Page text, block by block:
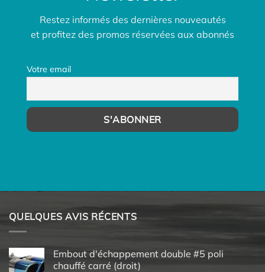
Restez informés des dernières nouveautés
et profitez des promos réservées aux abonnés
Votre email
QUELQUES AVIS RÉCENTS
Embout d'échappement double #5 poli
chauffé carré (droit)